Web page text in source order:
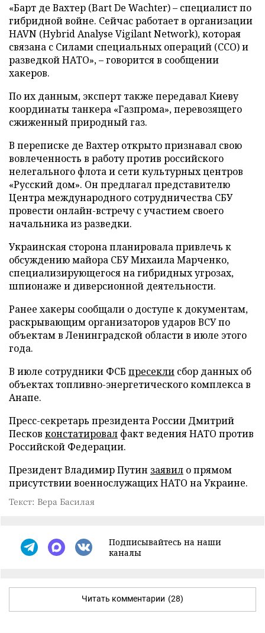
«Барт де Вахтер (Bart De Wachter) – специалист по
гибридной войне. Сейчас работает в организации
HAVN (Hybrid Analyse Vigilant Network), которая
связана с Силами специальных операций (ССО) и
разведкой НАТО», – говорится в сообщении
хакеров.
По их данным, эксперт также передавал Киеву
координаты танкера «Газпрома», перевозящего
сжиженный природный газ.
В переписке де Вахтер открыто признавал свою
вовлеченность в работу против российского
нелегального флота и сети культурных центров
«Русский дом». Он предлагал представителю
Центра международного сотрудничества СБУ
провести онлайн-встречу с участием своего
начальника из разведки.
Украинская сторона планировала привлечь к
обсуждению майора СБУ Михаила Марченко,
специализирующегося на гибридных угрозах,
шпионаже и диверсионной деятельности.
Ранее хакеры сообщали о доступе к документам,
раскрывающим организаторов ударов ВСУ по
объектам в Ленинградской области в июле этого
года.
В июле сотрудники ФСБ пресекли сбор данных об
объектах топливно-энергетического комплекса в
Анапе.
Пресс-секретарь президента России Дмитрий
Песков констатировал факт ведения НАТО против
Российской Федерации.
Президент Владимир Путин заявил о прямом
присутствии военнослужащих НАТО на Украине.
Текст: Вера Басилая
Подписывайтесь на наши
каналы
Читать комментарии (28)